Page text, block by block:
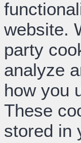
website.
party
analyze
how you
These
stored in